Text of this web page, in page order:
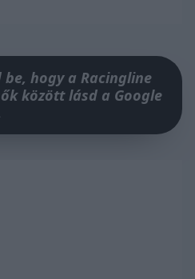
hogy a Racingline
között lásd a Google